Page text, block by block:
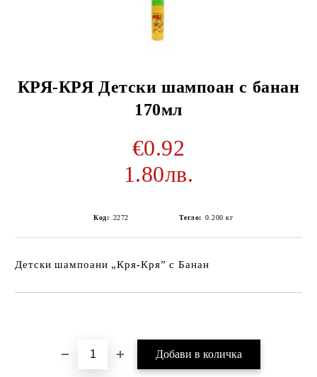
КРЯ-КРЯ Детски шампоан с банан
170мл
€0.92
1.80лв.
Код: 2272 Тегло: 0.200 кг
Детски шампоани „Кря-Кря” с Банан